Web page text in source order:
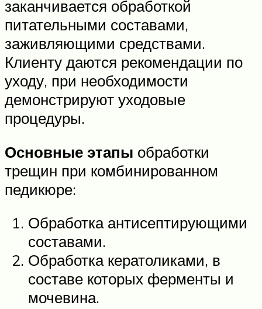
заканчивается обработкой
питательными составами,
заживляющими средствами.
Клиенту даются рекомендации по
уходу, при необходимости
демонстрируют уходовые
процедуры.
Основные этапы обработки
трещин при комбинированном
педикюре:
Обработка антисептирующими
составами.
Обработка кератоликами, в
составе которых ферменты и
мочевина.